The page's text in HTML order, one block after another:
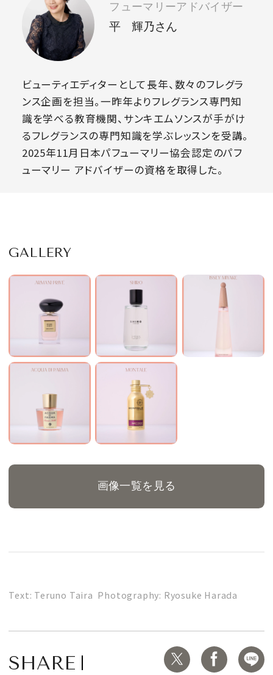
フューマリーアドバイザー
平 輝乃さん
ビューティエディターとして長年、数々のフレグラ
ンス企画を担当。一昨年よりフレグランス専門知
識を学べる教育機関、サンキエムソンスが手がけ
るフレグランスの専門知識を学ぶレッスンを受講。
2025年11月日本パフューマリー協会認定のパフ
ューマリー アドバイザーの資格を取得した。
GALLERY
画像一覧を見る
Text: Teruno Taira Photography: Ryosuke Harada
SHARE